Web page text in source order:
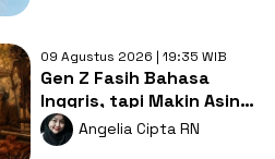
09 Agustus 2026 | 19:35 WIB
Gen Z Fasih Bahasa
Inggris, tapi Makin Asing
dengan Bahasa Ibu,
Mengapa?
Angelia Cipta RN